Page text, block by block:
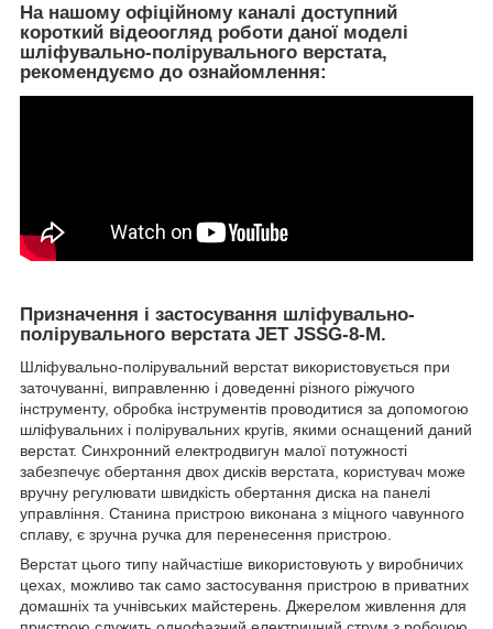
На нашому офіційному каналі доступний
короткий відеоогляд роботи даної моделі
шліфувально-полірувального верстата,
рекомендуємо до ознайомлення:
Призначення і застосування шліфувально-
полірувального верстата JET JSSG-8-M.
Шліфувально-полірувальний верстат використовується при
заточуванні, виправленню і доведенні різного ріжучого
інструменту, обробка інструментів проводитися за допомогою
шліфувальних і полірувальних кругів, якими оснащений даний
верстат. Синхронний електродвигун малої потужності
забезпечує обертання двох дисків верстата, користувач може
вручну регулювати швидкість обертання диска на панелі
управління. Станина пристрою виконана з міцного чавунного
сплаву, є зручна ручка для перенесення пристрою.
Верстат цього типу найчастіше використовують у виробничих
цехах, можливо так само застосування пристрою в приватних
домашніх та учнівських майстерень. Джерелом живлення для